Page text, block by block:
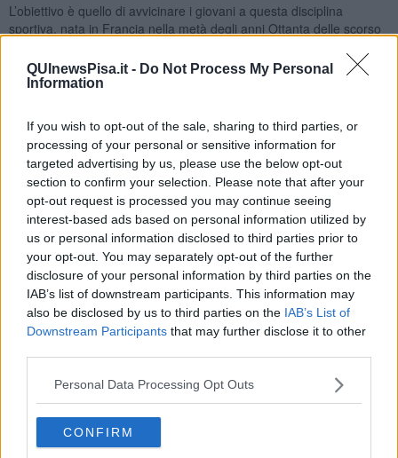
QUInewsPisa.it - Do Not Process My Personal
Information
If you wish to opt-out of the sale, sharing to third parties, or
processing of your personal or sensitive information for
targeted advertising by us, please use the below opt-out
section to confirm your selection. Please note that after your
opt-out request is processed you may continue seeing
interest-based ads based on personal information utilized by
us or personal information disclosed to third parties prior to
your opt-out. You may separately opt-out of the further
disclosure of your personal information by third parties on the
IAB’s list of downstream participants. This information may
also be disclosed by us to third parties on the IAB’s List of
Downstream Participants that may further disclose it to other
Personal Data Processing Opt Outs
CONFIRM
L’obiettivo è quello di avvicinare i giovani a questa disciplina
sportiva, nata in Francia nella metà degli anni Ottanta delle scorso
ostacoli, migliorando la propria agilità. Gli atleti di parkour, chiamati
“tracciatori e tracciatrici”, si spostano generalmente in un ambiente
È stato lo stesso consiglio dei ragazzi a individuare come “palestra”
ideale per il corso il Parco delle Fonderie, un luogo molto
frequentato da famiglie e da ragazzi, facilmente raggiungibile e
fornito anche di attrezzature con cui allenarsi ed esercitarsi. “I
giovani rappresentanti - ha sottolineatoil sindaco, Massimiliano
Ghimenti- hanno lavorato in modo democratico, coinvolgendo i
compagni di scuola e non solo e dimostrando così di saper
svolgere il proprio ruolo di rappresentanti dei giovani della nostra
comunità, attraverso capacità di ascolto e senso pratico.
L’avviamento del corso è una bella notizia per tutti e in particolar
realizzato un loro preciso desiderio”.
Per una più agevole gestione dei partecipanti,
svolgerà ogni venerdì, in due fasce orarie distinte: dalle 17
alle 18, per il gruppo della scuola primaria e secondaria di